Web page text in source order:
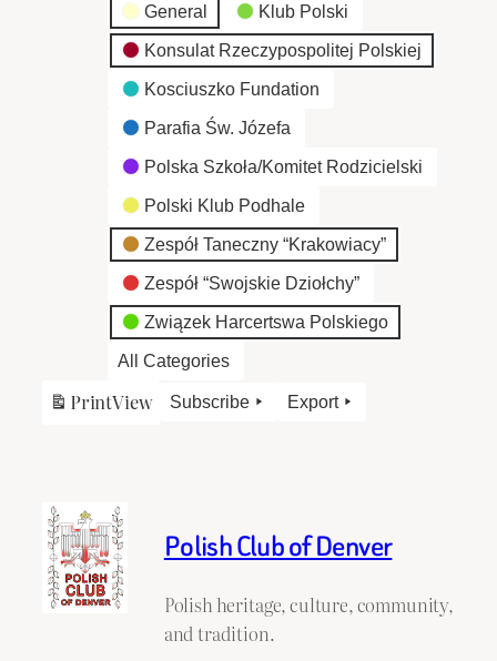
General Klub Polski
Konsulat Rzeczypospolitej Polskiej
Kosciuszko Fundation
Parafia Św. Józefa
Polska Szkoła/Komitet Rodzicielski
Polski Klub Podhale
Zespół Taneczny “Krakowiacy”
Zespół “Swojskie Dziołchy”
Związek Harcertswa Polskiego
All Categories
PrintView Subscribe Export
Polish Club of Denver
Polish heritage, culture, community,
and tradition.